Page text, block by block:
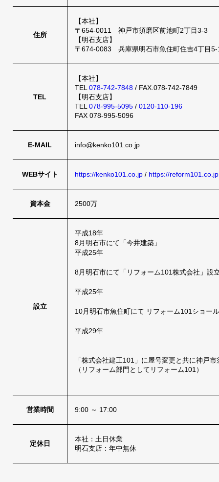
住所
【本社】
〒654-0011 神戸市須磨区前池町2丁目3-3
【明石支店】
〒674-0083 兵庫県明石市魚住町住吉4丁目5-
TEL
【本社】
TEL 078-742-7848 / FAX.078-742-7849
【明石支店】
TEL 078-995-5095 / 0120-110-196
FAX 078-995-5096
E-MAIL info@kenko101.co.jp
WEBサイト https://kenko101.co.jp / https://reform101.co.jp
資本金 2500万
設立
平成18年
8月明石市にて「今井建築」
平成25年
8月明石市にて「リフォーム101株式会社」設
平成25年
10月明石市魚住町にて リフォーム101ショー
平成29年
「株式会社建工101」に屋号変更と共に神戸
（リフォーム部門としてリフォーム101）
営業時間 9:00 ～ 17:00
定休日
本社：土日休業
明石支店：年中無休